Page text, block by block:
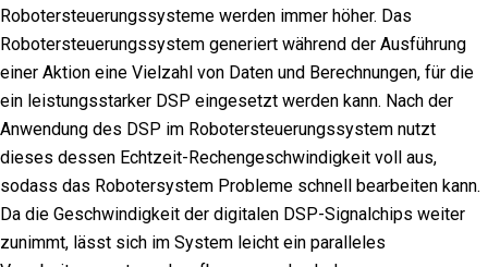
Robotersteuerungssysteme werden immer höher. Das
Robotersteuerungssystem generiert während der Ausführung
einer Aktion eine Vielzahl von Daten und Berechnungen, für die
ein leistungsstarker DSP eingesetzt werden kann. Nach der
Anwendung des DSP im Robotersteuerungssystem nutzt
dieses dessen Echtzeit-Rechengeschwindigkeit voll aus,
sodass das Robotersystem Probleme schnell bearbeiten kann.
Da die Geschwindigkeit der digitalen DSP-Signalchips weiter
zunimmt, lässt sich im System leicht ein paralleles